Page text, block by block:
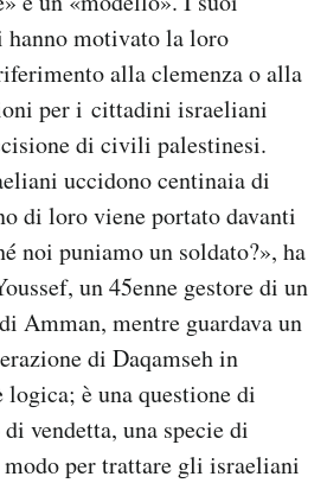
motivato la loro
alla clemenza o alla
per i cittadini israeliani
di civili palestinesi.
uccidono centinaia di
di loro viene portato davanti
noi puniamo un soldato?», ha
un 45enne gestore di un
Amman, mentre guardava un
di Daqamseh in
è una questione di
vendetta, una specie di
modo per trattare gli israeliani